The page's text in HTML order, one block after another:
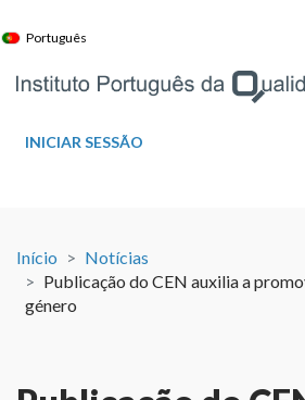
to
Português
INICIAR SESSÃO
Início
Notícias
Publicação do CEN auxilia a
género